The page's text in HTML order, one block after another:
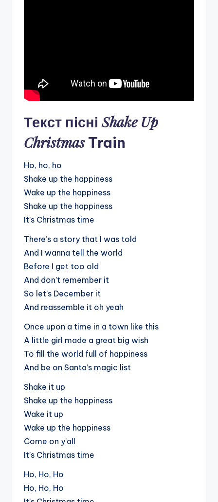
Текст пісніShake Up
ChristmasTrain
Ho, ho, ho
Shake up the happiness
Wake up the happiness
Shake up the happiness
It’s Christmas time
There’s a story that I was told
And I wanna tell the world
Before I get too old
And don’t remember it
So let’s December it
And reassemble it oh yeah
Once upon a time in a town like this
A little girl made a great big wish
To fill the world full of happiness
And be on Santa’s magic list
Shake it up
Shake up the happiness
Wake it up
Wake up the happiness
Come on y’all
It’s Christmas time
Ho, Ho, Ho
Ho, Ho, Ho